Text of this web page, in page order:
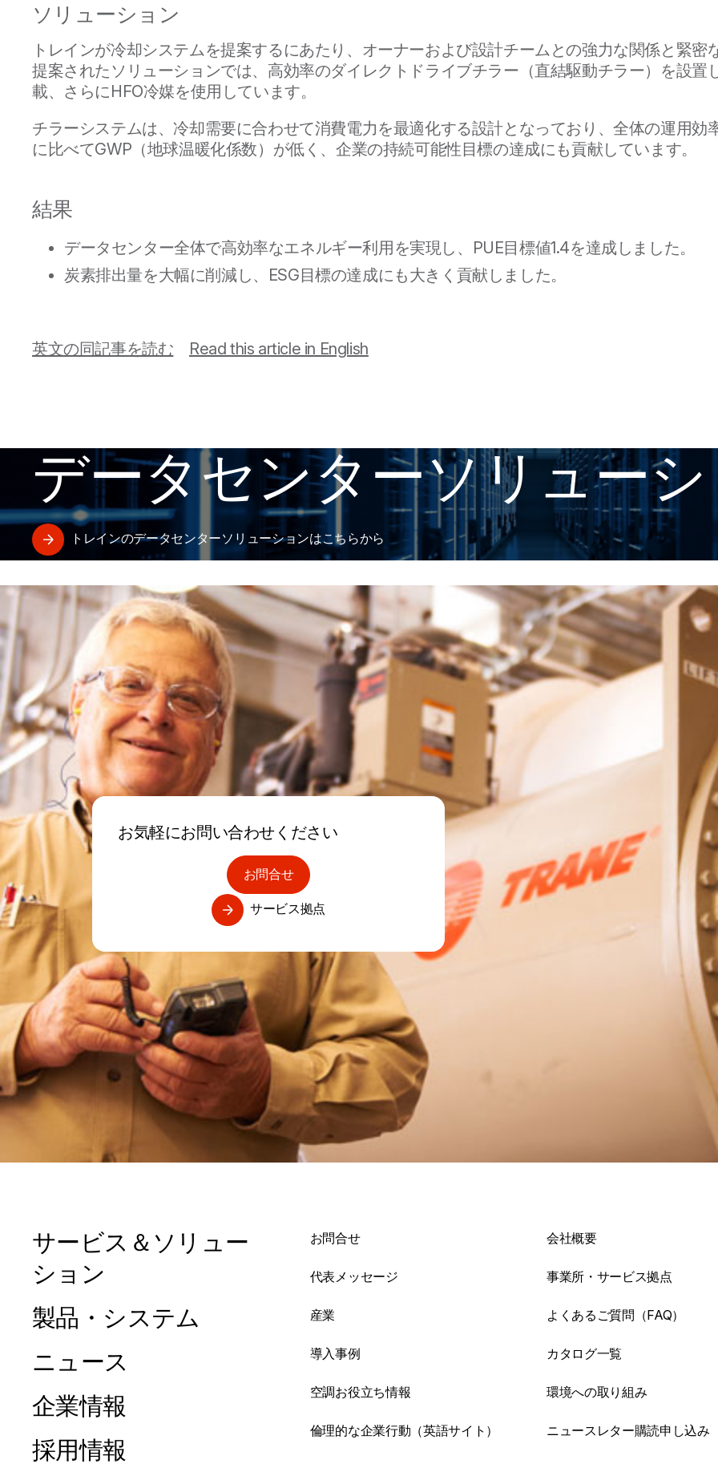
ソリューション
トレインが冷却システムを提案するにあたり、オーナーおよび設計チームとの強力な関係と緊
提案されたソリューションでは、高効率のダイレクトドライブチラー（直結駆動チラー）を設
載、さらにHFO冷媒を使用しています。
チラーシステムは、冷却需要に合わせて消費電力を最適化する設計となっており、全体の運用
に比べてGWP（地球温暖化係数）が低く、企業の持続可能性目標の達成にも貢献しています。
結果
データセンター全体で高効率なエネルギー利用を実現し、PUE目標値1.4を達成しました。
炭素排出量を大幅に削減し、ESG目標の達成にも大きく貢献しました。
英文の同記事を読む Read this article in English
データセンターソリュー
トレインのデータセンターソリューションはこちらから
お気軽にお問い合わせください
お問合せ
サービス拠点
サービス＆ソリュー
ション
製品・システム
ニュース
企業情報
採用情報
お問合せ 会社概要
代表メッセージ 事業所・サービス拠点
産業 よくあるご質問（FAQ）
導入事例 カタログ一覧
空調お役立ち情報 環境への取り組み
倫理的な企業行動（英語サイト） ニュースレター購読申し込み